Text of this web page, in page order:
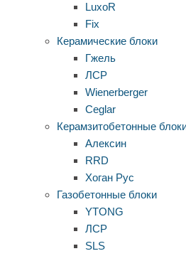
LuxoR
Fix
Керамические блоки
Гжель
ЛСР
Wienerberger
Ceglar
Керамзитобетонные
Алексин
RRD
Хоган Рус
Газобетонные блоки
YTONG
ЛСР
SLS